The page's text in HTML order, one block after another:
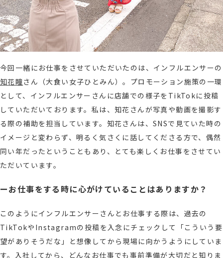
今回一緒にお仕事をさせていただいたのは、インフルエンサーの
知花瞳さん（大食い女子ひとみん）。プロモーション施策の一環
として、インフルエンサーさんに店舗での様子をTikTokに投稿
していただいております。私は、知花さんが写真や動画を撮影す
る際の補助を担当しています。知花さんは、SNSで見ていた時の
イメージと変わらず、明るく気さくに話してくださる方で、偶然
同い年だったということもあり、とても楽しくお仕事をさせてい
ただいています。
ーお仕事をする時に心がけていることはありますか？
このようにインフルエンサーさんとお仕事する際は、過去の
TikTokやInstagramの投稿を入念にチェックして「こういう要
望がありそうだな」と想像してから現場に向かうようにしていま
す。入社してから、どんなお仕事でも事前準備が大切だと知りま